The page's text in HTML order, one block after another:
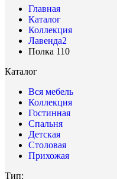
Главная
Каталог
Коллекция
Лавенда2
Полка 110
Каталог
Вся мебель
Коллекция
Гостинная
Спальня
Детская
Столовая
Прихожая
Тип: